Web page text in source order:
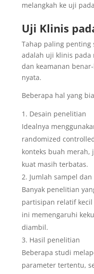
melangkah ke uji
Uji Klinis
Tahap paling penting
adalah uji klinis pada
dan keamanan
nyata.
Beberapa hal yang
Desain penelitian
Idealnya
randomized
konteks buah
kuat masih terbatas.
Jumlah sampel
Banyak penelitian
partisipan relatif
ini memengaruhi
diambil.
Hasil penelitian
Beberapa studi
parameter tertentu,